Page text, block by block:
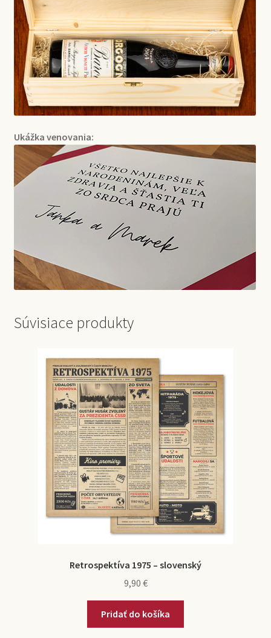
Ukážka venovania:
Súvisiace produkty
Retrospektíva 1975 – slovenský
9,90 €
Pridať do košíka